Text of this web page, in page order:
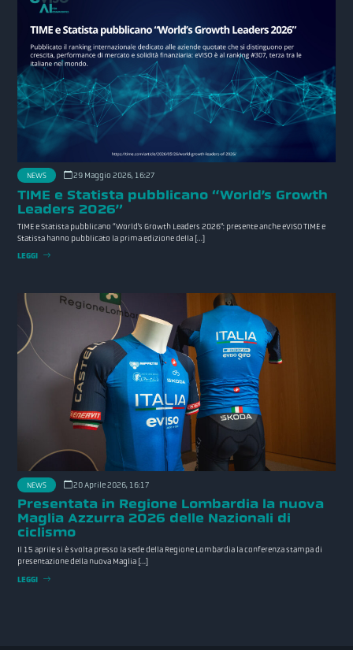
NEWS 29 Maggio 2026, 16:27
TIME e Statista pubblicano “World’s Growth
Leaders 2026”
TIME e Statista pubblicano “World’s Growth Leaders 2026”: presente anche eVISO TIME e
Statista hanno pubblicato la prima edizione della […]
LEGGI
NEWS 20 Aprile 2026, 16:17
Presentata in Regione Lombardia la nuova
Maglia Azzurra 2026 delle Nazionali di
ciclismo
Il 15 aprile si è svolta presso la sede della Regione Lombardia la conferenza stampa di
presentazione della nuova Maglia […]
LEGGI